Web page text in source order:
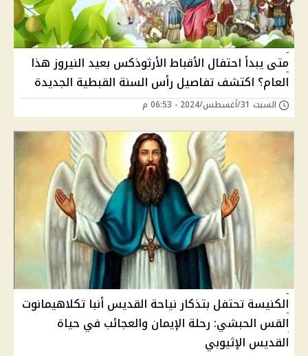
متى يبدأ احتفال الأقباط الأرثوذكس بعيد النيروز هذا
العام؟ اكتشف تفاصيل رأس السنة القبطية الجديدة
السبت 31/أغسطس/2024 - 06:53 م
الكنيسة تحتفل بتذكار نياحة القديس أنبا تكلاهيمانوت
القس الحبشي: رحلة الإيمان والعجائب في حياة
القديس الإثيوبي